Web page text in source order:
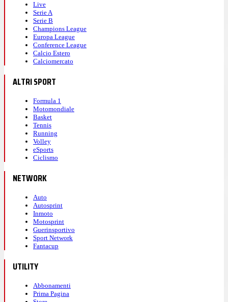
Live
Serie A
Serie B
Champions League
Europa League
Conference League
Calcio Estero
Calciomercato
ALTRI SPORT
Formula 1
Motomondiale
Basket
Tennis
Running
Volley
eSports
Ciclismo
NETWORK
Auto
Autosprint
Inmoto
Motosprint
Guerinsportivo
Sport Network
Fantacup
UTILITY
Abbonamenti
Prima Pagina